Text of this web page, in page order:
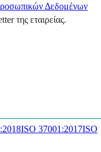
Δεδομένων
της εταιρείας.
ISO 37001:2017ISO